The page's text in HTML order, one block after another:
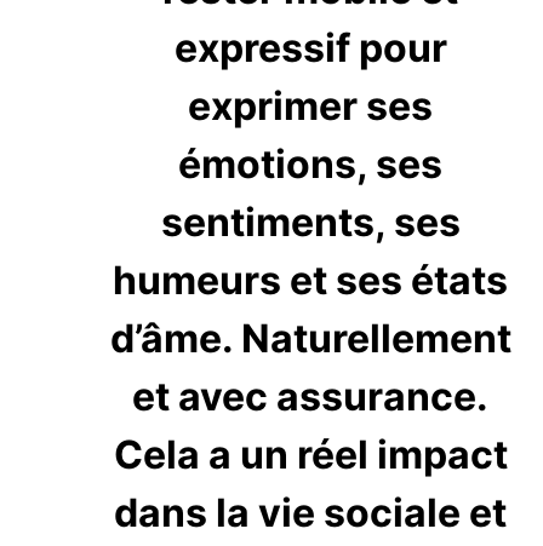
expressif pour
exprimer ses
émotions, ses
sentiments, ses
humeurs et ses états
d’âme. Naturellement
et avec assurance.
Cela a un réel impact
dans la vie sociale et